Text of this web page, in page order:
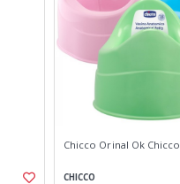
Chicco Orinal Ok Chicco
CHICCO